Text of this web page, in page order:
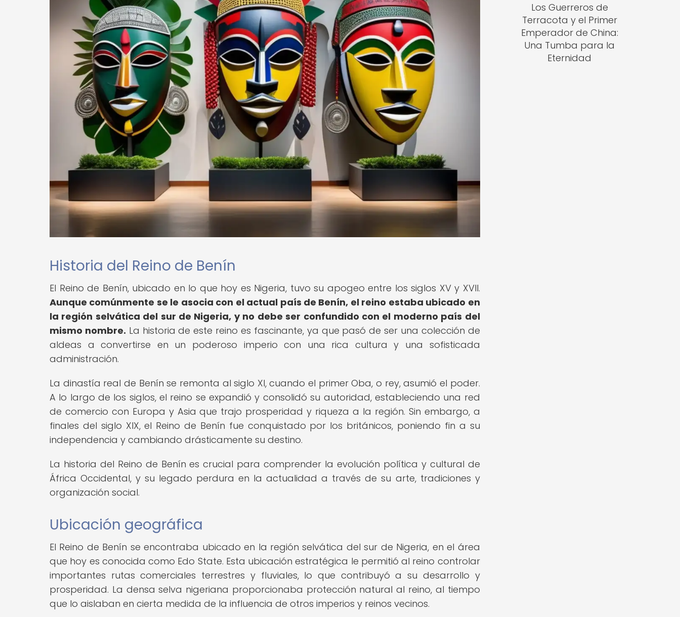
Historia del Reino de Benín
El Reino de Benín, ubicado en lo que hoy es Nigeria, tuvo su apogeo entre los siglos XV y XVII.
Aunque comúnmente se le asocia con el actual país de Benín, el reino estaba ubicado en
la región selvática del sur de Nigeria, y no debe ser confundido con el moderno país del
mismo nombre. La historia de este reino es fascinante, ya que pasó de ser una colección de
aldeas a convertirse en un poderoso imperio con una rica cultura y una sofisticada
administración.
La dinastía real de Benín se remonta al siglo XI, cuando el primer Oba, o rey, asumió el poder.
A lo largo de los siglos, el reino se expandió y consolidó su autoridad, estableciendo una red
de comercio con Europa y Asia que trajo prosperidad y riqueza a la región. Sin embargo, a
finales del siglo XIX, el Reino de Benín fue conquistado por los británicos, poniendo fin a su
independencia y cambiando drásticamente su destino.
La historia del Reino de Benín es crucial para comprender la evolución política y cultural de
África Occidental, y su legado perdura en la actualidad a través de su arte, tradiciones y
organización social.
Ubicación geográfica
El Reino de Benín se encontraba ubicado en la región selvática del sur de Nigeria, en el área
que hoy es conocida como Edo State. Esta ubicación estratégica le permitió al reino controlar
importantes rutas comerciales terrestres y fluviales, lo que contribuyó a su desarrollo y
prosperidad. La densa selva nigeriana proporcionaba protección natural al reino, al tiempo
que lo aislaban en cierta medida de la influencia de otros imperios y reinos vecinos.
Los Guerreros de
Terracota y el Primer
Emperador de China:
Una Tumba para la
Eternidad